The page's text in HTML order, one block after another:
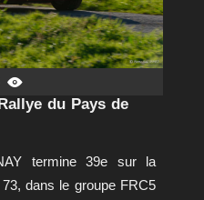

du Pays de
termine 39e sur la
dans le groupe FRC5